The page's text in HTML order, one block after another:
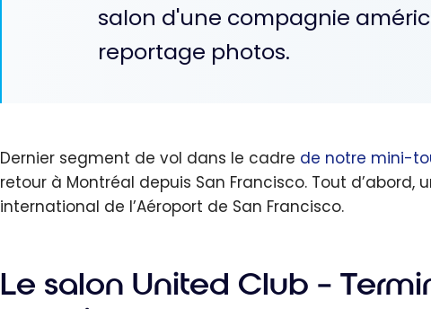
salon d'une compagnie
reportage photos.
Dernier segment de vol dans le cadre de notre mini-
retour à Montréal depuis San Francisco. Tout
international de l’Aéroport de San Francisco.
Le salon United Club –